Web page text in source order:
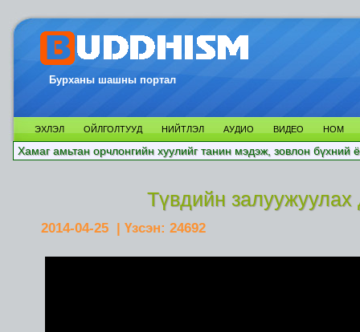
Бурханы шашны портал
ЭХЛЭЛ ОЙЛГОЛТУУД НИЙТЛЭЛ АУДИО ВИДЕО НОМ
Хамаг амьтан орчлонгийн хуулийг танин мэдэж, зовлон бүхний
Түвдийн залуужуулах
2014-04-25 | Үзсэн: 24692